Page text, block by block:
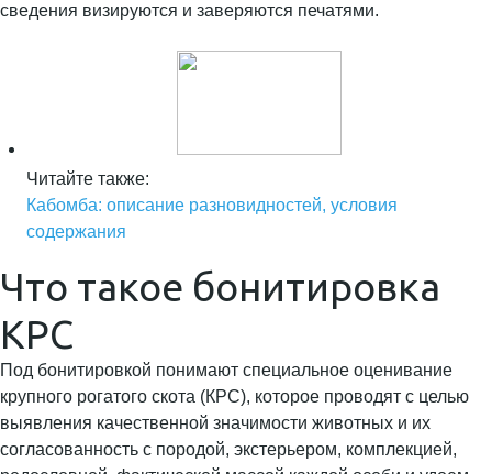
сведения визируются и заверяются печатями.
Читайте также:
Кабомба: описание разновидностей, условия
содержания
Что такое бонитировка
КРС
Под бонитировкой понимают специальное оценивание
крупного рогатого скота (КРС), которое проводят с целью
выявления качественной значимости животных и их
согласованность с породой, экстерьером, комплекцией,